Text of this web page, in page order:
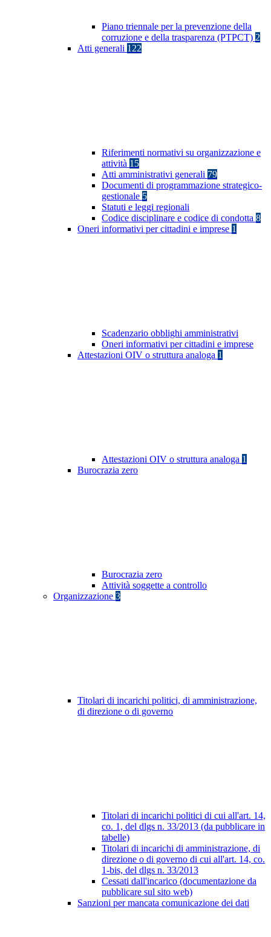
Piano triennale per la prevenzione della
corruzione e della trasparenza (PTPCT) 2
Atti generali 122
Riferimenti normativi su organizzazione e
attività 15
Atti amministrativi generali 79
Documenti di programmazione strategico-
gestionale 5
Statuti e leggi regionali
Codice disciplinare e codice di condotta 8
Oneri informativi per cittadini e imprese 1
Scadenzario obblighi amministrativi
Oneri informativi per cittadini e imprese
Attestazioni OIV o struttura analoga 1
Attestazioni OIV o struttura analoga 1
Burocrazia zero
Burocrazia zero
Attività soggette a controllo
Organizzazione 3
Titolari di incarichi politici, di amministrazione,
di direzione o di governo
Titolari di incarichi politici di cui all'art. 14,
co. 1, del dlgs n. 33/2013 (da pubblicare in
tabelle)
Titolari di incarichi di amministrazione, di
direzione o di governo di cui all'art. 14, co.
1-bis, del dlgs n. 33/2013
Cessati dall'incarico (documentazione da
pubblicare sul sito web)
Sanzioni per mancata comunicazione dei dati